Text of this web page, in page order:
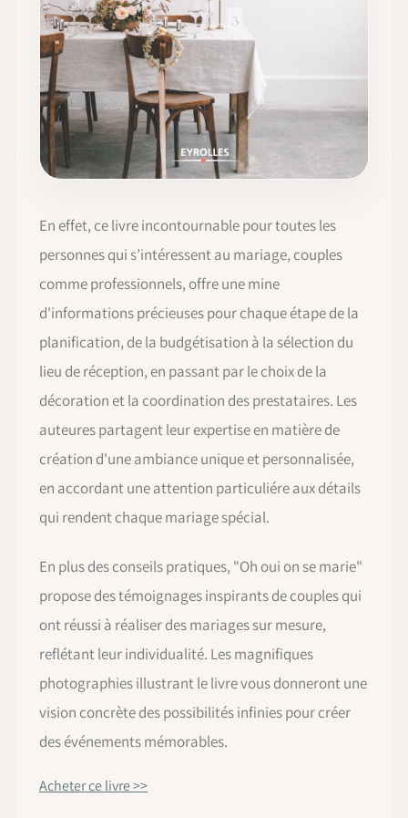
En effet, ce livre incontournable pour toutes les
personnes qui s’intéressent au mariage, couples
comme professionnels, offre une mine
d'informations précieuses pour chaque étape de la
planification, de la budgétisation à la sélection du
lieu de réception, en passant par le choix de la
décoration et la coordination des prestataires. Les
auteures partagent leur expertise en matière de
création d'une ambiance unique et personnalisée,
en accordant une attention particuliére aux détails
qui rendent chaque mariage spécial.
En plus des conseils pratiques, "Oh oui on se marie"
propose des témoignages inspirants de couples qui
ont réussi à réaliser des mariages sur mesure,
reflétant leur individualité. Les magnifiques
photographies illustrant le livre vous donneront une
vision concrète des possibilités infinies pour créer
des événements mémorables.
Acheter ce livre >>